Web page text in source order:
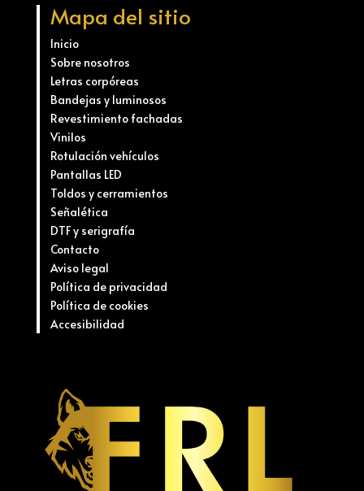
Mapa del sitio
Inicio
Sobre nosotros
Letras corpóreas
Bandejas y luminosos
Revestimiento fachadas
Vinilos
Rotulación vehículos
Pantallas LED
Toldos y cerramientos
Señalética
DTF y serigrafía
Contacto
Aviso legal
Política de privacidad
Política de cookies
Accesibilidad